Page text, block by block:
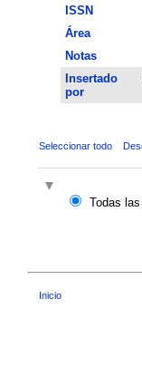
ISSN
Área
Notas
Insertado
por
Seleccionar todo
Todas
Inicio